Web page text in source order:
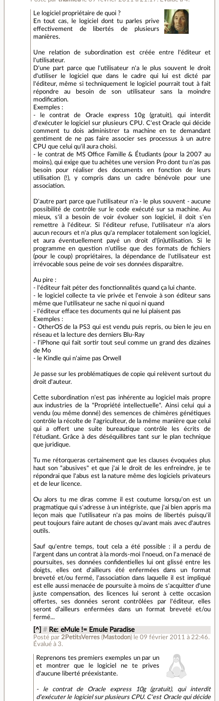
Le logiciel propriétaire de quoi ?
En tout cas, le logiciel dont tu parles prive
effectivement de libertés de plusieurs
manières.
Une relation de subordination est créée entre l'éditeur et
l'utilisateur.
D'une part parce que l'utilisateur n'a le plus souvent le droit
d'utiliser le logiciel que dans le cadre qui lui est dicté par
l'éditeur, même si techniquement le logiciel pourrait tout à fait
répondre au besoin de son utilisateur sans la moindre
modification.
Exemples :
- le contrat de Oracle express 10g (gratuit), qui interdit
d'exécuter le logiciel sur plusieurs CPU. C'est Oracle qui décide
comment tu dois administrer ta machine en te demandant
gentiment de ne pas faire associer ses processus à un autre
CPU que celui qu'il aura choisi.
- le contrat de MS Office Famille & Étudiants (pour la 2007 au
moins), qui exige que tu achètes une version Pro dont tu n'as pas
besoin pour réaliser des documents en fonction de leurs
utilisation (!), y compris dans un cadre bénévole pour une
association.
D'autre part parce que l'utilisateur n'a - le plus souvent - aucune
possibilité de contrôle sur le code exécuté sur sa machine. Au
mieux, s'il a besoin de voir évoluer son logiciel, il doit s'en
remettre à l'éditeur. Si l'éditeur refuse, l'utilisateur n'a alors
aucun recours et n'a plus qu'a remplacer totalement son logiciel,
et aura éventuellement payé un droit d'(in)utilisation. Si le
programme en question n'utilise que des formats de fichiers
(pour le coup) propriétaires, la dépendance de l'utilisateur est
irrévocable sous peine de voir ses données disparaître.
Au pire :
- l'éditeur fait péter des fonctionnalités quand ça lui chante.
- le logiciel collecte ta vie privée et l'envoie à son éditeur sans
même que l'utilisateur ne sache ni quoi ni quand
- l'éditeur efface tes documents qui ne lui plaisent pas
Exemples :
- OtherOS de la PS3 qui est vendu puis repris, ou bien le jeu en
réseau et la lecture des derniers Blu-Ray
- l'iPhone qui fait sortir tout seul comme un grand des dizaines
de Mo
- le Kindle qui n'aime pas Orwell
Je passe sur les problématiques de copie qui relèvent surtout du
droit d'auteur.
Cette subordination n'est pas inhérente au logiciel mais propre
aux industries de la "Propriété intellectuelle". Ainsi celui qui a
vendu (ou même donné) des semences de chimères génétiques
contrôle la récolte de l'agriculteur, de la même manière que celui
qui a offert une suite bureautique contrôle les écrits de
l'étudiant. Grâce à des déséquilibres tant sur le plan technique
que juridique.
Tu me rétorqueras certainement que les clauses évoquées plus
haut son "abusives" et que j'ai le droit de les enfreindre, je te
répondrai que l'abus est la nature même des logiciels privateurs
et de leur licence.
Ou alors tu me diras comme il est coutume lorsqu'on est un
pragmatique qui s'adresse à un intégriste, que j'ai bien appris ma
leçon mais que l'utilisateur n'a pas moins de libertés puisqu'il
peut toujours faire autant de choses qu'avant mais avec d'autres
outils.
Sauf qu'entre temps, tout cela a été possible : il a perdu de
l'argent dans un contrat à la mords-moi l'noeud, on l'a menacé de
poursuites, ses données confidentielles lui ont glissé entre les
doigts, elles ont d'ailleurs été enfermées dans un format
breveté et/ou fermé, l'association dans laquelle il est impliqué
est elle aussi menacée de poursuite à moins de s'acquitter d'une
juste compensation, des licences lui seront à cette occasion
offertes, ses données seront contrôlées par l'éditeur, elles
seront d'ailleurs enfermées dans un format breveté et/ou
fermé...
[^] # Re: eMule != Emule Paradise
Posté par 2PetitsVerres ( Mastodon) le 09 février 2011 à 22:46.
Évalué à 3.
Reprenons tes premiers exemples un par un
et montrer que le logiciel ne te prives
d'aucune liberté préexistante.
- le contrat de Oracle express 10g (gratuit), qui interdit
d'exécuter le logiciel sur plusieurs CPU. C'est Oracle qui décide